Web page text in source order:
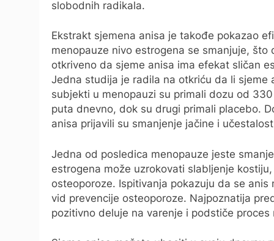
slobodnih radikala.
Ekstrakt sjemena anisa je takođe pokazao
menopauze nivo estrogena se smanjuje,
otkriveno da sjeme anisa ima efekat sličan
Jedna studija je radila na otkriću da li sjeme
subjekti u menopauzi su primali dozu od
puta dnevno, dok su drugi primali placebo.
anisa prijavili su smanjenje jačine i
Jedna od posledica menopauze jeste
estrogena može uzrokovati slabljenje
osteoporoze. Ispitivanja pokazuju da se
vid prevencije osteoporoze. Najpoznatija
pozitivno deluje na varenje i podstiče proces